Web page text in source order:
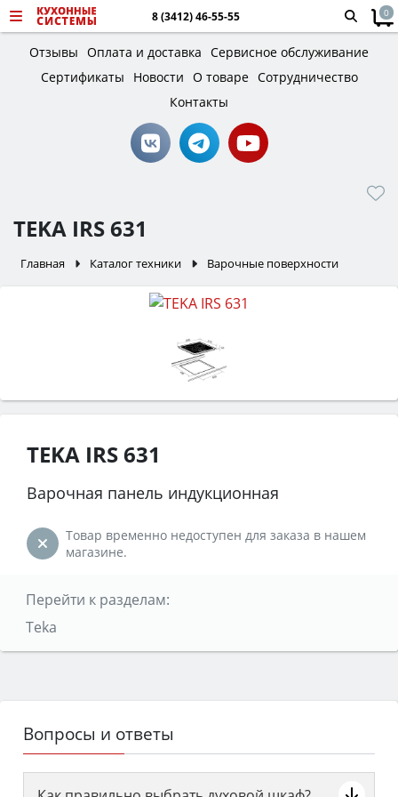
8 (3412) 46-55-55 0
Отзывы Оплата и доставка Сервисное обслуживание
Сертификаты
Новости О товаре Сотрудничество
Контакты
TEKA IRS 631
Главная Каталог техники Варочные поверхности
TEKA IRS 631
Варочная панель индукционная
Товар временно недоступен для заказа в нашем
магазине.
Перейти к разделам:
Teka
Вопросы и ответы